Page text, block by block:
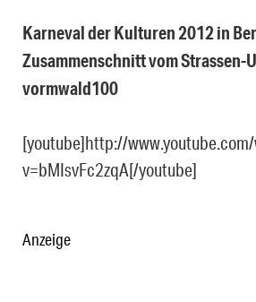
Karneval der Kulturen 2012 in
Zusammenschnitt vom Strassen-
vormwald100
[youtube]http://
v=bMIsvFc2zqA[/youtube]
Anzeige